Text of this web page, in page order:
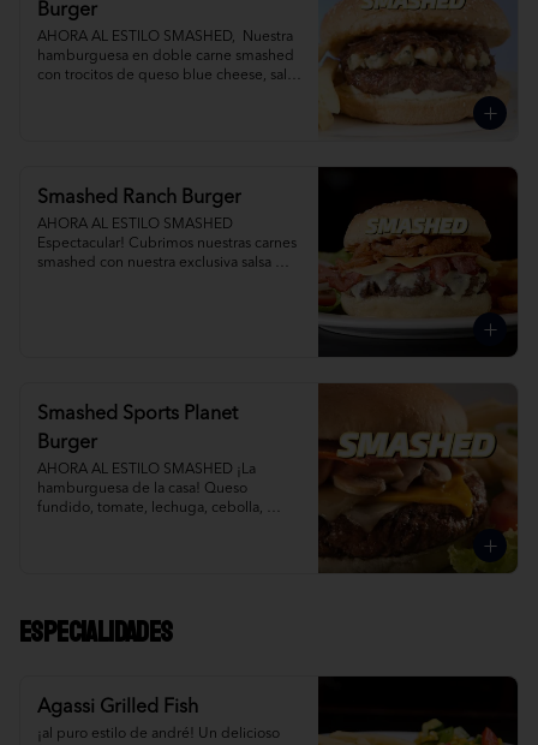
Burger
AHORA AL ESTILO SMASHED,  Nuestra
hamburguesa en doble carne smashed
con trocitos de queso blue cheese, salsa
Smashed Ranch Burger
AHORA AL ESTILO SMASHED
Espectacular! Cubrimos nuestras carnes
smashed con nuestra exclusiva salsa
Smashed Sports Planet
Burger
AHORA AL ESTILO SMASHED ¡La
hamburguesa de la casa! Queso
fundido, tomate, lechuga, cebolla,
Especialidades
Agassi Grilled Fish
¡al puro estilo de andré! Un delicioso